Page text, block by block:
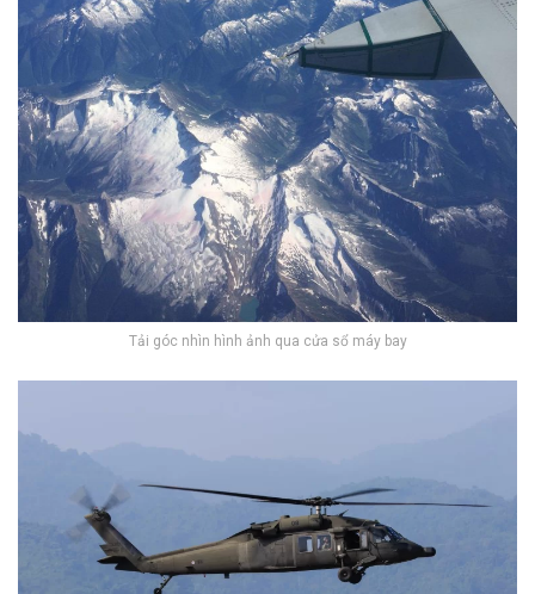
Tải góc nhìn hình ảnh qua cửa sổ máy bay